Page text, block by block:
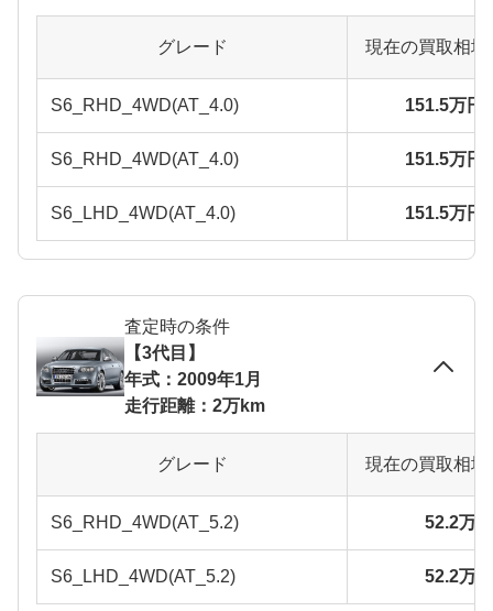
グレード 現在の買取相
S6_RHD_4WD(AT_4.0) 151.5万円
S6_RHD_4WD(AT_4.0) 151.5万円
S6_LHD_4WD(AT_4.0) 151.5万円
査定時の条件
【3代目】
年式：2009年1月
走行距離：2万km
グレード 現在の買取相
S6_RHD_4WD(AT_5.2) 52.2万
S6_LHD_4WD(AT_5.2) 52.2万